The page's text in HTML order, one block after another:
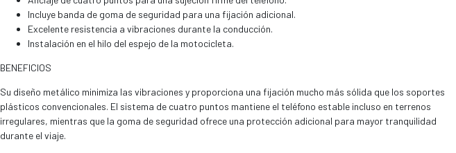
Incluye banda de goma de seguridad para una fijación adicional.
Excelente resistencia a vibraciones durante la conducción.
Instalación en el hilo del espejo de la motocicleta.
BENEFICIOS
Su diseño metálico minimiza las vibraciones y proporciona una fijación mucho más sólida que los soportes
plásticos convencionales. El sistema de cuatro puntos mantiene el teléfono estable incluso en terrenos
irregulares, mientras que la goma de seguridad ofrece una protección adicional para mayor tranquilidad
durante el viaje.